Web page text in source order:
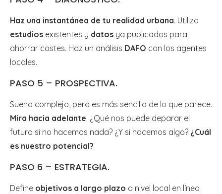
Haz una instantánea de tu realidad urbana. Utiliza
estudios existentes y datos ya publicados para
ahorrar costes. Haz un análisis DAFO con los agentes
locales.
PASO 5 – PROSPECTIVA.
Suena complejo, pero es más sencillo de lo que parece.
Mira hacia adelante. ¿Qué nos puede deparar el
futuro si no hacemos nada? ¿Y si hacemos algo? ¿Cuál
es nuestro potencial?
PASO 6 – ESTRATEGIA.
Define objetivos a largo plazo a nivel local en línea